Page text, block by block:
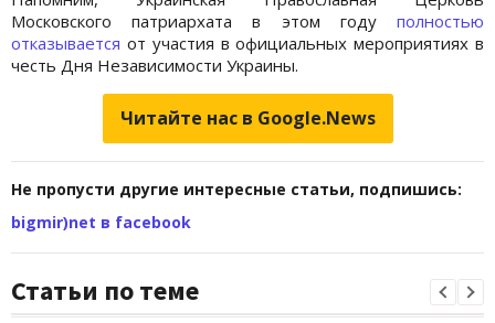
Московского патриархата в этом году полностью
отказывается от участия в официальных мероприятиях в
честь Дня Независимости Украины.
Читайте нас в Google.News
Не пропусти другие интересные статьи, подпишись:
bigmir)net в facebook
Статьи по теме